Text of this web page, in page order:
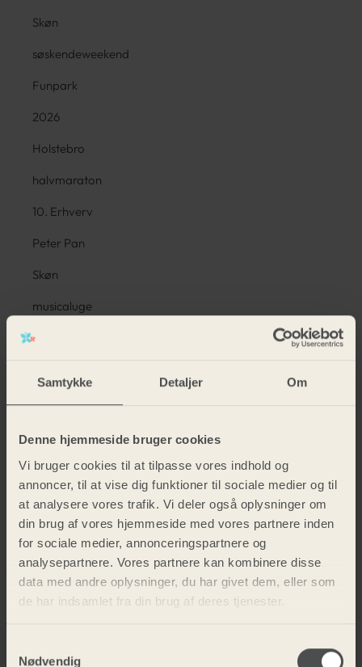
Samtykke Detaljer Om
Denne hjemmeside bruger cookies
Vi bruger cookies til at tilpasse vores indhold og
annoncer, til at vise dig funktioner til sociale medier og til
at analysere vores trafik. Vi deler også oplysninger om
din brug af vores hjemmeside med vores partnere inden
for sociale medier, annonceringspartnere og
analysepartnere. Vores partnere kan kombinere disse
data med andre oplysninger, du har givet dem, eller som
de har indsamlet fra din brug af deres tjenester.
Nødvendig
Skøn
søskendeweekend
Funpark
2026
Holstebro
halvmaraton
10. Erhverv
Peter Pan
Skøn
musicaluge
Bryllupsfest
Sverige
fodbold
Ski Extra
tur
Dejlig
juleafslutning
Luciaoptog